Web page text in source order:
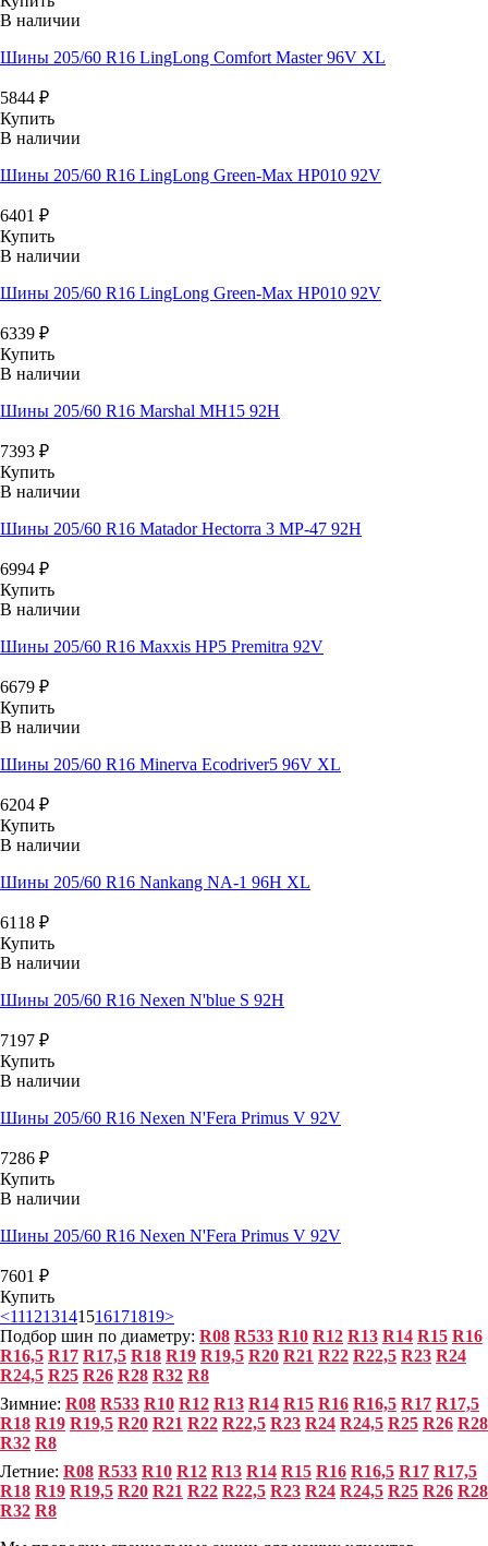
В наличии
Шины 205/60 R16 LingLong Comfort Master 96V XL
5844 ₽
Купить
В наличии
Шины 205/60 R16 LingLong Green-Max HP010 92V
6401 ₽
Купить
В наличии
Шины 205/60 R16 LingLong Green-Max HP010 92V
6339 ₽
Купить
В наличии
Шины 205/60 R16 Marshal MH15 92H
7393 ₽
Купить
В наличии
Шины 205/60 R16 Matador Hectorra 3 MP-47 92H
6994 ₽
Купить
В наличии
Шины 205/60 R16 Maxxis HP5 Premitra 92V
6679 ₽
Купить
В наличии
Шины 205/60 R16 Minerva Ecodriver5 96V XL
6204 ₽
Купить
В наличии
Шины 205/60 R16 Nankang NA-1 96H XL
6118 ₽
Купить
В наличии
Шины 205/60 R16 Nexen N'blue S 92H
7197 ₽
Купить
В наличии
Шины 205/60 R16 Nexen N'Fera Primus V 92V
7286 ₽
Купить
В наличии
Шины 205/60 R16 Nexen N'Fera Primus V 92V
7601 ₽
Купить
<111213141516171819>
Подбор шин по диаметру: R08 R533 R10 R12 R13 R14 R15 R16
R16,5 R17 R17,5 R18 R19 R19,5 R20 R21 R22 R22,5 R23 R24
R24,5 R25 R26 R28 R32 R8
Зимние: R08 R533 R10 R12 R13 R14 R15 R16 R16,5 R17 R17,5
R18 R19 R19,5 R20 R21 R22 R22,5 R23 R24 R24,5 R25 R26 R28
R32 R8
Летние: R08 R533 R10 R12 R13 R14 R15 R16 R16,5 R17 R17,5
R18 R19 R19,5 R20 R21 R22 R22,5 R23 R24 R24,5 R25 R26 R28
R32 R8